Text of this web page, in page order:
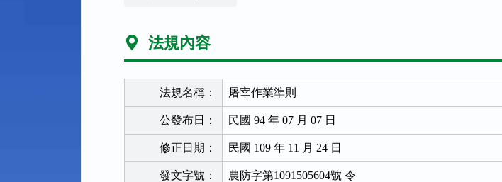
法規內容
法規名稱： 屠宰作業準則
公發布日： 民國 94 年 07 月 07 日
修正日期： 民國 109 年 11 月 24 日
發文字號： 農防字第1091505604號 令